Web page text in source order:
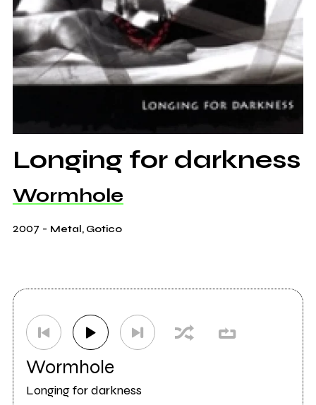
Longing for darkness
Wormhole
2007 - Metal, Gotico
Wormhole
Longing for darkness